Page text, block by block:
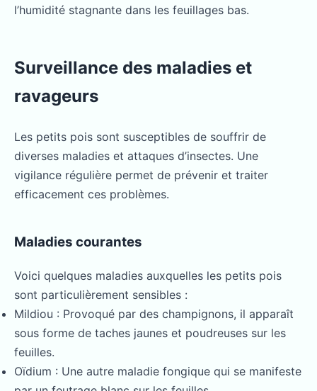
l’humidité stagnante dans les feuillages bas.
Surveillance des maladies et
ravageurs
Les petits pois sont susceptibles de souffrir de
diverses maladies et attaques d’insectes. Une
vigilance régulière permet de prévenir et traiter
efficacement ces problèmes.
Maladies courantes
Voici quelques maladies auxquelles les petits pois
sont particulièrement sensibles :
Mildiou : Provoqué par des champignons, il apparaît
sous forme de taches jaunes et poudreuses sur les
feuilles.
Oïdium : Une autre maladie fongique qui se manifeste